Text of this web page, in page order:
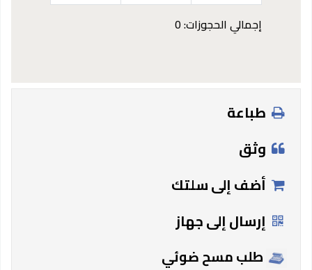
إجمالي الحجوزات: 0
طباعة
وثق
أضف إلى سلتك
إرسال إلى جهاز
طلب مسح ضوئي